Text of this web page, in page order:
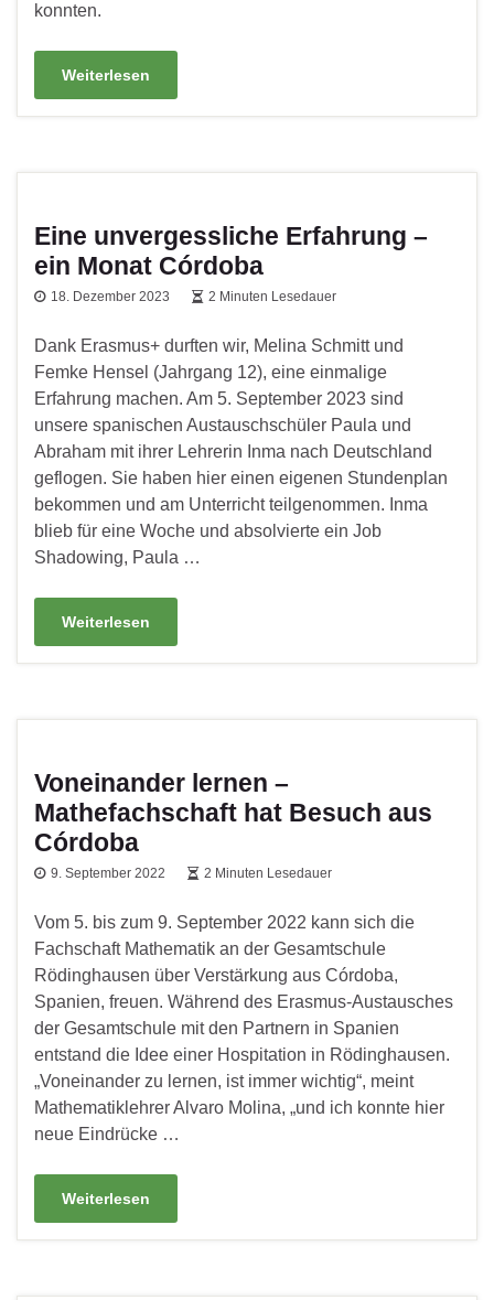
konnten.
Weiterlesen
Eine unvergessliche Erfahrung –
ein Monat Córdoba
18. Dezember 2023 2 Minuten Lesedauer
Dank Erasmus+ durften wir, Melina Schmitt und
Femke Hensel (Jahrgang 12), eine einmalige
Erfahrung machen. Am 5. September 2023 sind
unsere spanischen Austauschschüler Paula und
Abraham mit ihrer Lehrerin Inma nach Deutschland
geflogen. Sie haben hier einen eigenen Stundenplan
bekommen und am Unterricht teilgenommen. Inma
blieb für eine Woche und absolvierte ein Job
Shadowing, Paula …
Weiterlesen
Voneinander lernen –
Mathefachschaft hat Besuch aus
Córdoba
9. September 2022 2 Minuten Lesedauer
Vom 5. bis zum 9. September 2022 kann sich die
Fachschaft Mathematik an der Gesamtschule
Rödinghausen über Verstärkung aus Córdoba,
Spanien, freuen. Während des Erasmus-Austausches
der Gesamtschule mit den Partnern in Spanien
entstand die Idee einer Hospitation in Rödinghausen.
„Voneinander zu lernen, ist immer wichtig“, meint
Mathematiklehrer Alvaro Molina, „und ich konnte hier
neue Eindrücke …
Weiterlesen